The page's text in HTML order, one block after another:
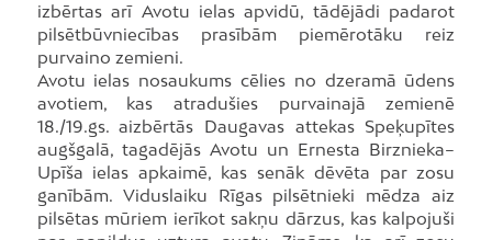
izbērtas arī Avotu ielas apvidū, tādējādi padarot
pilsētbūvniecības prasībām piemērotāku reiz
purvaino zemieni.
Avotu ielas nosaukums cēlies no dzeramā ūdens
avotiem, kas atradušies purvainajā zemienē
18./19.gs. aizbērtās Daugavas attekas Speķupītes
augšgalā, tagadējās Avotu un Ernesta Birznieka–
Upīša ielas apkaimē, kas senāk dēvēta par zosu
ganībām. Viduslaiku Rīgas pilsētnieki mēdza aiz
pilsētas mūriem ierīkot sakņu dārzus, kas kalpojuši